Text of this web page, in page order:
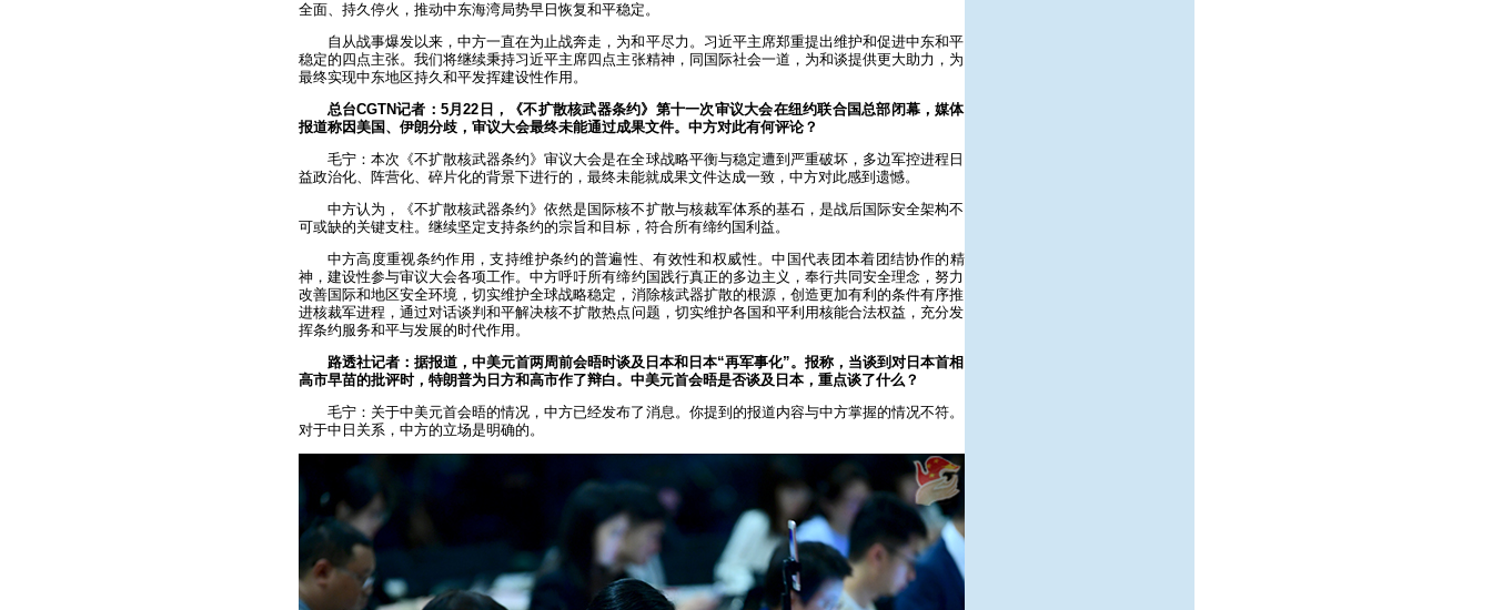
全面、持久停火，推动中东海湾局势早日恢复和平稳定。
自从战事爆发以来，中方一直在为止战奔走，为和平尽力。习近平主席郑重提出维护和促进中东和平
稳定的四点主张。我们将继续秉持习近平主席四点主张精神，同国际社会一道，为和谈提供更大助力，为
最终实现中东地区持久和平发挥建设性作用。
总台CGTN记者：5月22日，《不扩散核武器条约》第十一次审议大会在纽约联合国总部闭幕，媒体
报道称因美国、伊朗分歧，审议大会最终未能通过成果文件。中方对此有何评论？
毛宁：本次《不扩散核武器条约》审议大会是在全球战略平衡与稳定遭到严重破坏，多边军控进程日
益政治化、阵营化、碎片化的背景下进行的，最终未能就成果文件达成一致，中方对此感到遗憾。
中方认为，《不扩散核武器条约》依然是国际核不扩散与核裁军体系的基石，是战后国际安全架构不
可或缺的关键支柱。继续坚定支持条约的宗旨和目标，符合所有缔约国利益。
中方高度重视条约作用，支持维护条约的普遍性、有效性和权威性。中国代表团本着团结协作的精
神，建设性参与审议大会各项工作。中方呼吁所有缔约国践行真正的多边主义，奉行共同安全理念，努力
改善国际和地区安全环境，切实维护全球战略稳定，消除核武器扩散的根源，创造更加有利的条件有序推
进核裁军进程，通过对话谈判和平解决核不扩散热点问题，切实维护各国和平利用核能合法权益，充分发
挥条约服务和平与发展的时代作用。
路透社记者：据报道，中美元首两周前会晤时谈及日本和日本“再军事化”。报称，当谈到对日本首相
高市早苗的批评时，特朗普为日方和高市作了辩白。中美元首会晤是否谈及日本，重点谈了什么？
毛宁：关于中美元首会晤的情况，中方已经发布了消息。你提到的报道内容与中方掌握的情况不符。
对于中日关系，中方的立场是明确的。